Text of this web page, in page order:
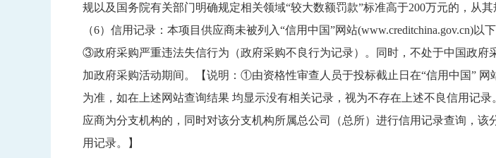
规以及国务院有关部门明确规定相关领域“较大数额罚款”标准高于200万元的，从其
（6）信用记录：本项目供应商未被列入“信用中国”网站
③政府采购严重违法失信行为（政府采购不良行为记录）。同时，不处于中国政府
加政府采购活动期间。【说明：①由资格性审查人员于投标截止日在“信用中国” 网
为准，如在上述网站查询结果 均显示没有相关记录，视为不存在上述不良信用
应商为分支机构的，同时对该分支机构所属总公司（总所）进行信用记录查询，
用记录。】